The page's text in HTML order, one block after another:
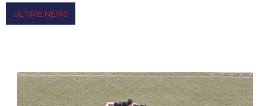
ULTIME NEWS